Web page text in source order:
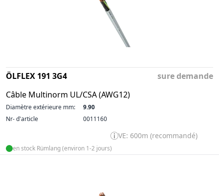
ÖLFLEX 191 3G4
Câble Multinorm UL/CSA (AWG12)
sure demande
Diamètre extérieure mm:
9.90
Nr- d'article
0011160
VE: 600m (recommandé)
en stock Rümlang (environ 1-2 jours)